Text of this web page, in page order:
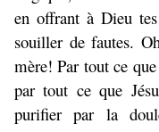
en offrant à Dieu
souiller de fautes.
mère! Par tout ce
par tout ce que
purifier par la